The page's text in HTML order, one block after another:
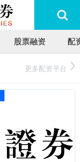
股票融资 配
更多配资平台